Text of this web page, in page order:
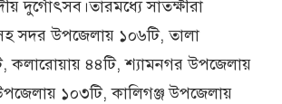
দুর্গোৎসব।তারমধ্যে সাতক্ষীরা
সদর উপজেলায় ১০৬টি, তালা
কলারোয়ায় ৪৪টি, শ্যামনগর উপজেলায়
১০৩টি, কালিগঞ্জ উপজেলায়